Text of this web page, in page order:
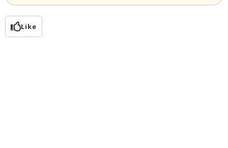
Like